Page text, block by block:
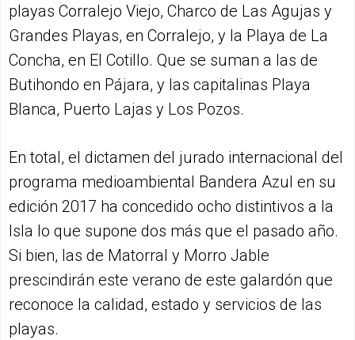
playas Corralejo Viejo, Charco de Las Agujas y
Grandes Playas, en Corralejo, y la Playa de La
Concha, en El Cotillo. Que se suman a las de
Butihondo en Pájara, y las capitalinas Playa
Blanca, Puerto Lajas y Los Pozos.
En total, el dictamen del jurado internacional del
programa medioambiental Bandera Azul en su
edición 2017 ha concedido ocho distintivos a la
Isla lo que supone dos más que el pasado año.
Si bien, las de Matorral y Morro Jable
prescindirán este verano de este galardón que
reconoce la calidad, estado y servicios de las
playas.